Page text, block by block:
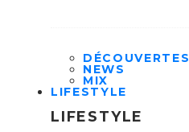
DÉCOUVERTES
NEWS
MIX
LIFESTYLE
LIFESTYLE